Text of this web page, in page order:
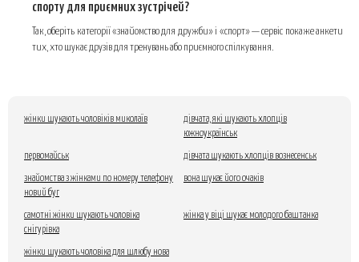
спорту для приємних зустрічей?
Так, оберіть категорії «знайомство для дружби» і «спорт» — сервіс покаже анкети
тих, хто шукає друзів для тренувань або приємного спілкування.
жінки шукають чоловіків миколаїв
дівчата, які шукають хлопців
южноукраїнськ
первомайськ дівчата шукають хлопців вознесенськ
знайомства з жінками по номеру телефону
новий буг
вона шукає його очаків
самотні жінки шукають чоловіка
снігурівка
жінка у віці шукає молодого баштанка
жінки шукають чоловіка для шлюбу нова